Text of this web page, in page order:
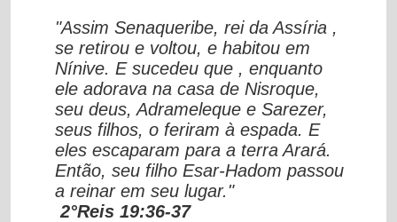
"Assim Senaqueribe, rei da Assíria ,
se retirou e voltou, e habitou em
Nínive. E sucedeu que , enquanto
ele adorava na casa de Nisroque,
seu deus, Adrameleque e Sarezer,
seus filhos, o feriram à espada. E
eles escaparam para a terra Arará.
Então, seu filho Esar-Hadom passou
a reinar em seu lugar."
2°Reis 19:36-37